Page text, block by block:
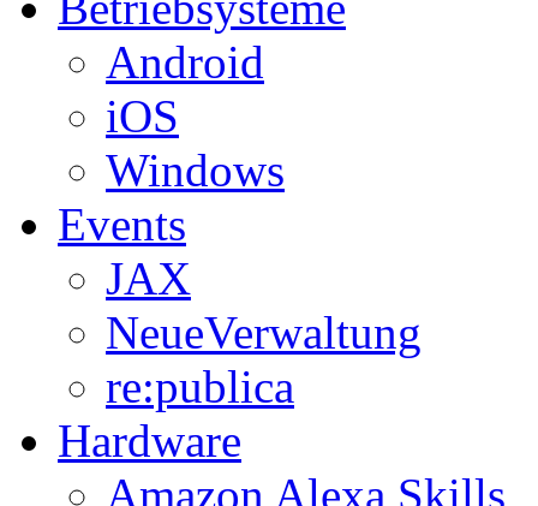
Android
iOS
Windows
Events
JAX
NeueVerwaltung
re:publica
Hardware
Amazon Alexa Skills